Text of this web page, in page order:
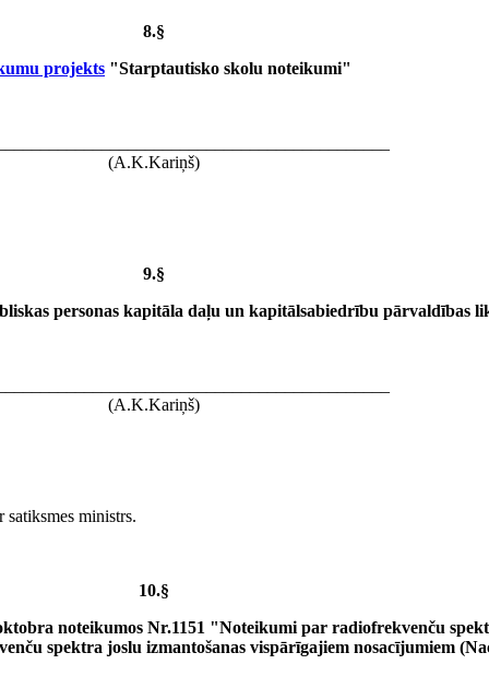
8.§
projekts "Starptautisko skolu noteikumi"
(A.K.Kariņš)
9.§
personas kapitāla daļu un kapitālsabiedrību pārvaldības
(A.K.Kariņš)
ministrs.
10.§
noteikumos Nr.1151 "Noteikumi par radiofrekvenču
spektra joslu izmantošanas vispārīgajiem nosacījumiem